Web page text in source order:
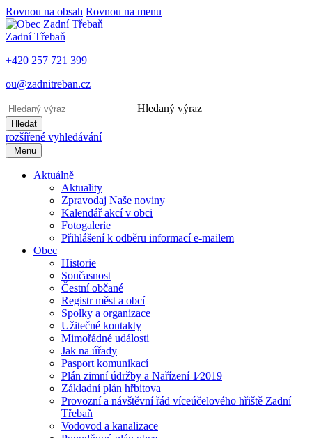
Rovnou na obsah Rovnou na menu
Zadní Třebaň
+420 257 721 399
ou@zadnitreban.cz
Hledaný výraz
Hledat
rozšířené vyhledávání
Menu
Aktuálně
Aktuality
Zpravodaj Naše noviny
Kalendář akcí v obci
Fotogalerie
Přihlášení k odběru informací e-mailem
Obec
Historie
Současnost
Čestní občané
Registr měst a obcí
Spolky a organizace
Užitečné kontakty
Mimořádné události
Jak na úřady
Pasport komunikací
Plán zimní údržby a Nařízení 1⁄2019
Základní plán hřbitova
Provozní a návštěvní řád víceúčelového hřiště Zadní
Třebaň
Vodovod a kanalizace